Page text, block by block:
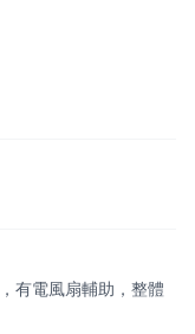
，有電風扇輔助，整體